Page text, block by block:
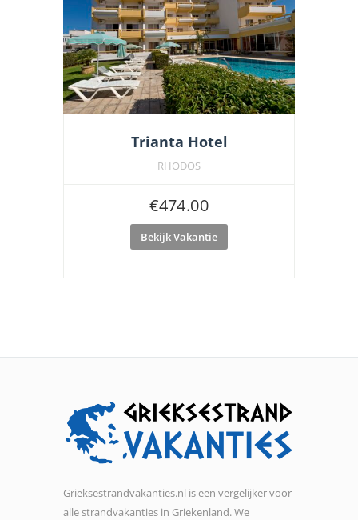
Trianta Hotel
RHODOS
€474.00
Bekijk Vakantie
Grieksestrandvakanties.nl is een vergelijker voor
alle strandvakanties in Griekenland. We